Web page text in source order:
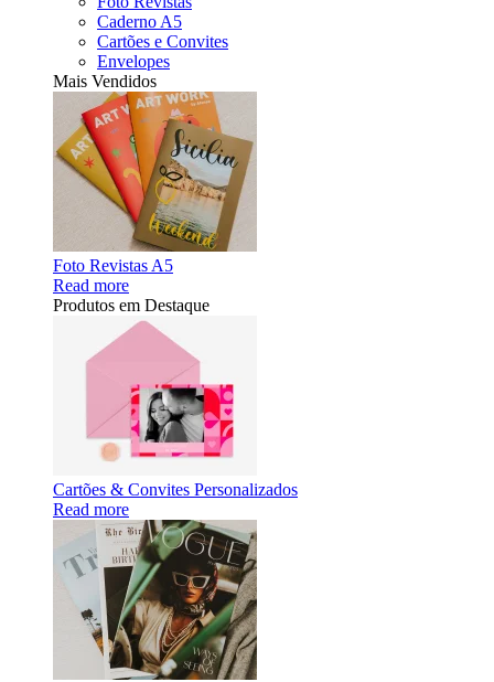
Caderno A5
Cartões e Convites
Envelopes
Mais Vendidos
Foto Revistas A5
Read more
Produtos em Destaque
Cartões & Convites Personalizados
Read more